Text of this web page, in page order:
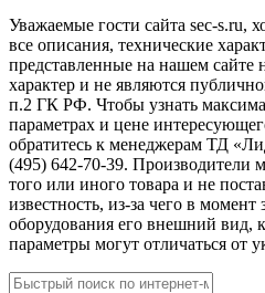
Уважаемые гости сайта sec-s.ru,
все описания, технические
представленные на нашем
характер и не являются
п.2 ГК РФ. Чтобы узнать
параметрах и цене
обратитесь к менеджерам ТД
(495) 642-70-39. Производители
того или иного товара и не
известность, из-за чего в момент
оборудования его внешний вид,
параметры могут отличаться от